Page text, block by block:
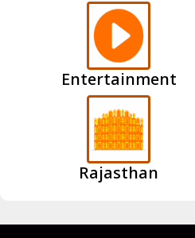
Entertainment
Rajasthan